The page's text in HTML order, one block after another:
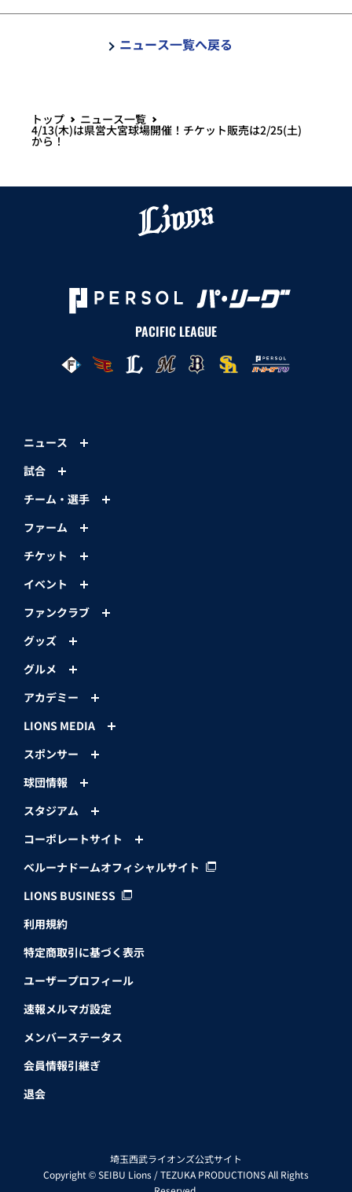
ニュース一覧へ戻る
トップ ニュース一覧
4/13(木)は県営大宮球場開催！チケット販売は2/25(土)
から！
PACIFIC LEAGUE
ニュース
試合
チーム・選手
ファーム
チケット
イベント
ファンクラブ
グッズ
グルメ
アカデミー
LIONS MEDIA
スポンサー
球団情報
スタジアム
コーポレートサイト
ベルーナドームオフィシャルサイト
LIONS BUSINESS
利用規約
特定商取引に基づく表示
ユーザープロフィール
速報メルマガ設定
メンバーステータス
会員情報引継ぎ
退会
埼玉西武ライオンズ公式サイト
Copyright © SEIBU Lions / TEZUKA PRODUCTIONS All Rights